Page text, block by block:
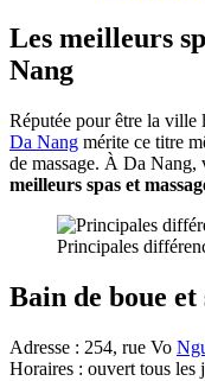
Les meilleurs
Nang
Réputée pour être la ville
Da Nang mérite ce titre
de massage. À Da Nang,
meilleurs spas et
Principales
Bain de boue
Adresse : 254, rue Vo
Horaires : ouvert tous les